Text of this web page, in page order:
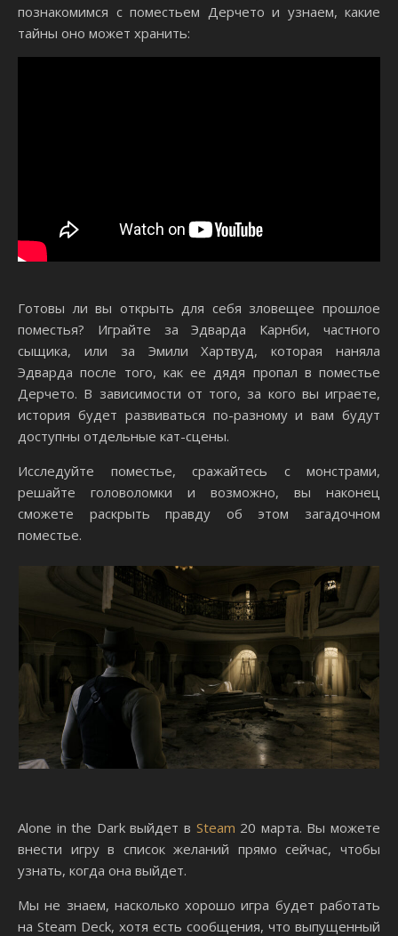
познакомимся с поместьем Дерчето и узнаем, какие
тайны оно может хранить:
Готовы ли вы открыть для себя зловещее прошлое
поместья? Играйте за Эдварда Карнби, частного
сыщика, или за Эмили Хартвуд, которая наняла
Эдварда после того, как ее дядя пропал в поместье
Дерчето. В зависимости от того, за кого вы играете,
история будет развиваться по-разному и вам будут
доступны отдельные кат-сцены.
Исследуйте поместье, сражайтесь с монстрами,
решайте головоломки и возможно, вы наконец
сможете раскрыть правду об этом загадочном
поместье.
Alone in the Dark выйдет в Steam 20 марта. Вы можете
внести игру в список желаний прямо сейчас, чтобы
узнать, когда она выйдет.
Мы не знаем, насколько хорошо игра будет работать
на Steam Deck, хотя есть сообщения, что выпущенный